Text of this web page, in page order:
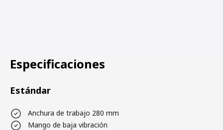
Especificaciones
Estándar
Anchura de trabajo 280 mm
Mango de baja vibración